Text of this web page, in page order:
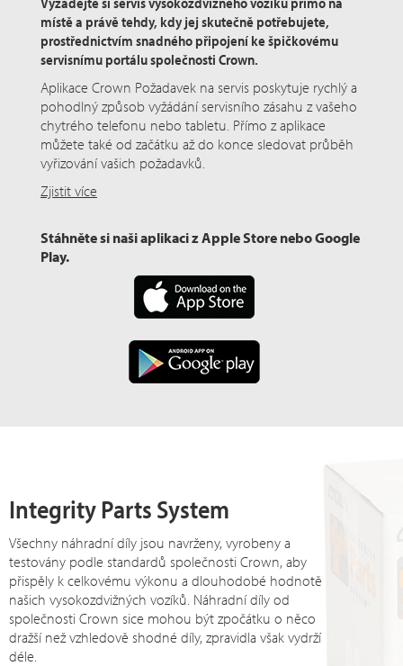
místě a právě tehdy, kdy jej skutečně potřebujete,
prostřednictvím snadného připojení ke špičkovému
servisnímu portálu společnosti Crown.
Aplikace Crown Požadavek na servis poskytuje rychlý a
pohodlný způsob vyžádání servisního zásahu z vašeho
chytrého telefonu nebo tabletu. Přímo z aplikace
můžete také od začátku až do konce sledovat průběh
vyřizování vašich požadavků.
Zjistit více
Stáhněte si naši aplikaci z Apple Store nebo Google
Play.
Integrity Parts System
Všechny náhradní díly jsou navrženy, vyrobeny a
testovány podle standardů společnosti Crown, aby
přispěly k celkovému výkonu a dlouhodobé hodnotě
našich vysokozdvižných vozíků. Náhradní díly od
společnosti Crown sice mohou být zpočátku o něco
dražší než vzhledově shodné díly, zpravidla však vydrží
déle.